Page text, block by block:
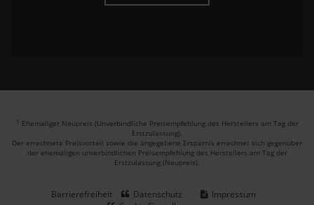
1 Ehemaliger Neupreis (Unverbindliche Preisempfehlung des Herstellers am Tag der
Erstzulassung).
Der errechnete Preisvorteil sowie die angegebene Ersparnis errechnet sich gegenüber
der ehemaligen unverbindlichen Preisempfehlung des Herstellers am Tag der
Erstzulassung (Neupreis).
Barrierefreiheit Datenschutz
Impressum